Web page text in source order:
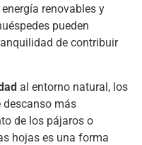
renovables y
pueden
de contribuir
al entorno natural, los
descanso más
de los pájaros o
hojas es una forma